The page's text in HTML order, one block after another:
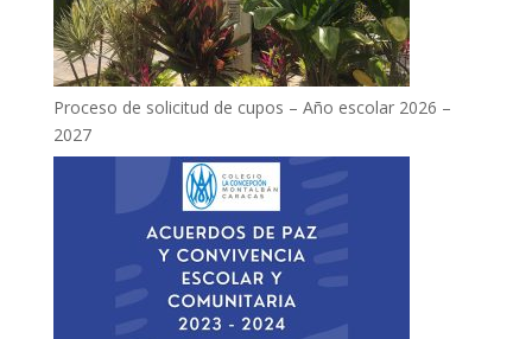
Proceso de solicitud de cupos – Año escolar 2026 –
2027